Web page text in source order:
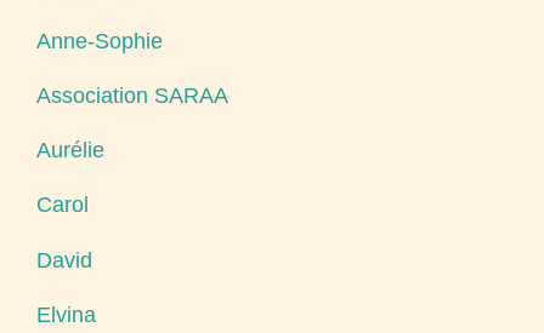
Anne-Sophie
Association SARAA
Aurélie
Carol
David
Elvina